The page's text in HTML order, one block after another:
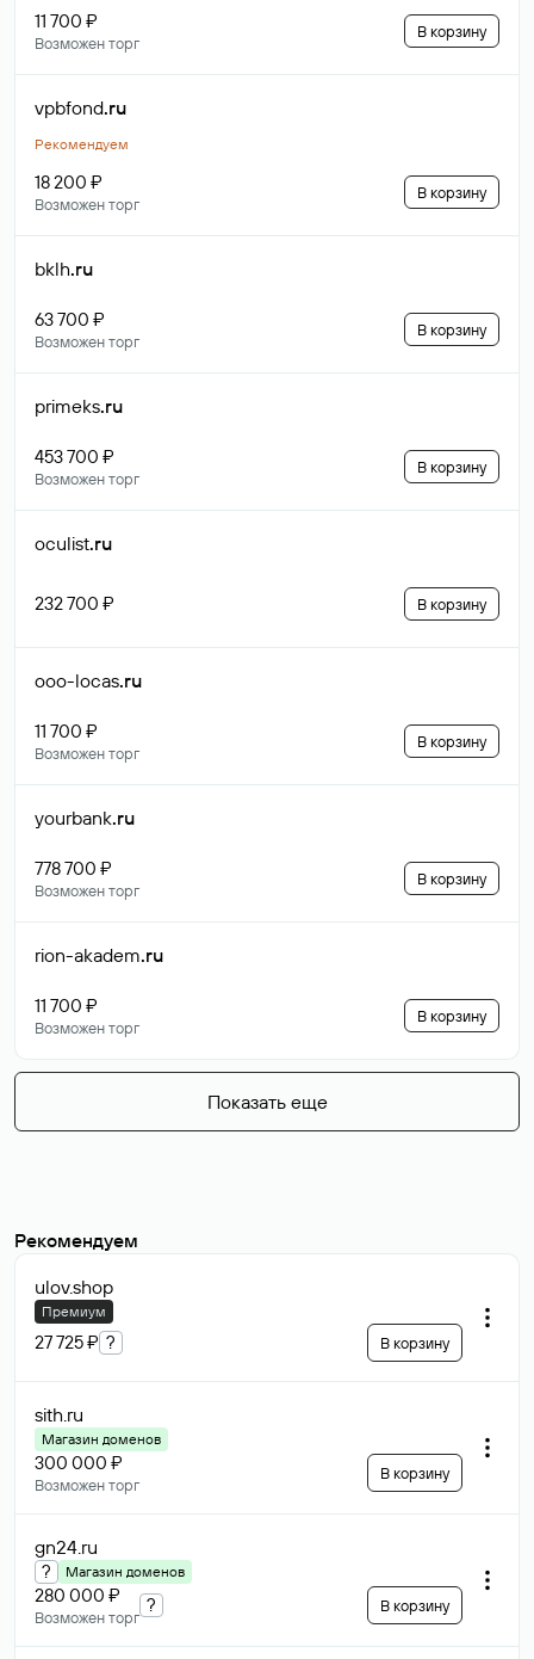
11 700 ₽
Возможен торг
В корзину
vpbfond.ru
Рекомендуем
18 200 ₽
Возможен торг
В корзину
bklh.ru
63 700 ₽
Возможен торг
В корзину
primeks.ru
453 700 ₽
Возможен торг
В корзину
oculist.ru
232 700 ₽ В корзину
ooo-locas.ru
11 700 ₽
Возможен торг
В корзину
yourbank.ru
778 700 ₽
Возможен торг
В корзину
rion-akadem.ru
11 700 ₽
Возможен торг
В корзину
Показать еще
Рекомендуем
ulov.shop
Премиум
27 725 ₽ ? В корзину
sith.ru
Магазин доменов
300 000 ₽
Возможен торг
В корзину
gn24.ru
? Магазин доменов
280 000 ₽
Возможен торг
? В корзину